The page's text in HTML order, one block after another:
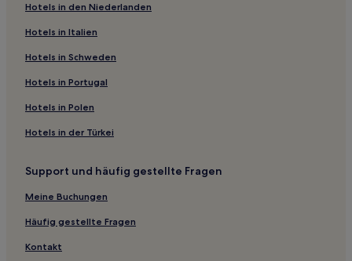
Hotels mit Wellnessbereich nahe Kaiserstraße
Hotels mit Parkplatz in Wiesbaden-Rheingau-Taunus
Hotels in den Niederlanden
Hotels in Italien
Hotels in Schweden
Hotels in Portugal
Hotels in Polen
Hotels in der Türkei
Support und häufig gestellte Fragen
Meine Buchungen
Häufig gestellte Fragen
Kontakt